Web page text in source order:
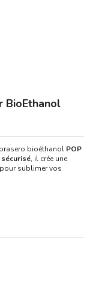
BioEthanol
bioéthanol POP
sécurisé, il crée une
sublimer vos